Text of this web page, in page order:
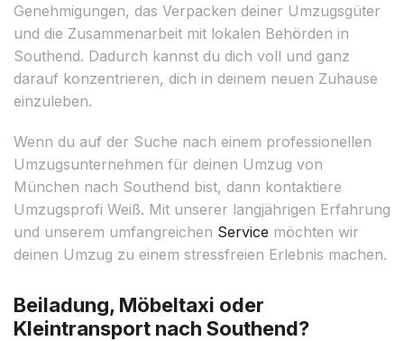
Genehmigungen, das Verpacken deiner Umzugsgüter
und die Zusammenarbeit mit lokalen Behörden in
Southend. Dadurch kannst du dich voll und ganz
darauf konzentrieren, dich in deinem neuen Zuhause
einzuleben.
Wenn du auf der Suche nach einem professionellen
Umzugsunternehmen für deinen Umzug von
München nach Southend bist, dann kontaktiere
Umzugsprofi Weiß. Mit unserer langjährigen Erfahrung
und unserem umfangreichen Service möchten wir
deinen Umzug zu einem stressfreien Erlebnis machen.
Beiladung, Möbeltaxi oder
Kleintransport nach Southend?